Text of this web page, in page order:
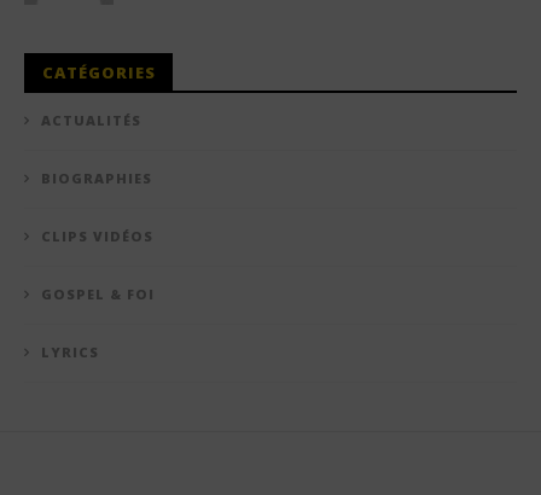
CATÉGORIES
ACTUALITÉS
BIOGRAPHIES
CLIPS VIDÉOS
GOSPEL & FOI
LYRICS